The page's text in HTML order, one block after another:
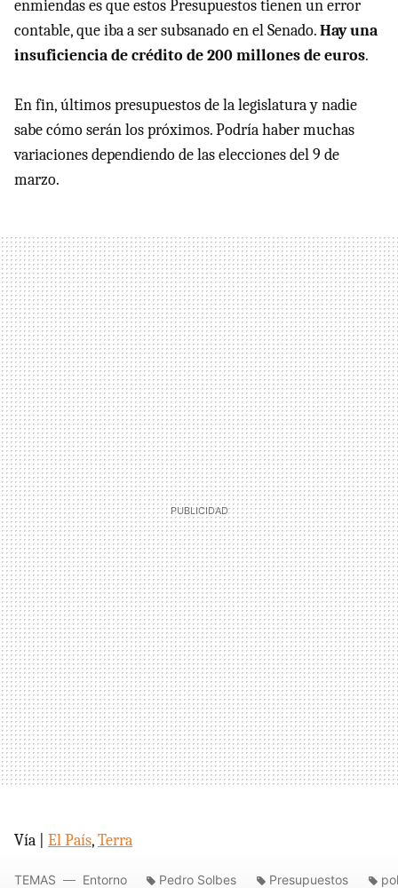
enmiendas es que estos Presupuestos tienen un error
contable, que iba a ser subsanado en el Senado.Hay una
insuficiencia de crédito de 200 millones de euros.
En fin, últimos presupuestos de la legislatura y nadie
sabe cómo serán los próximos. Podría haber muchas
variaciones dependiendo de las elecciones del 9 de
marzo.
Vía | El País,Terra
TEMAS Entorno Pedro Solbes Presupuestos